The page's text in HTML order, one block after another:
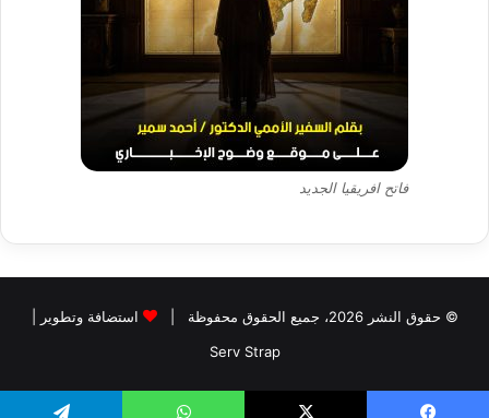
فاتح افريقيا الجديد
© حقوق النشر 2026، جميع الحقوق محفوظة |
استضافة وتطوير |
Serv Strap